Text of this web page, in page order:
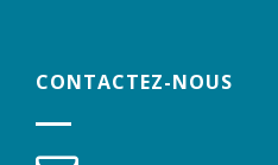
CONTACTEZ-NOUS